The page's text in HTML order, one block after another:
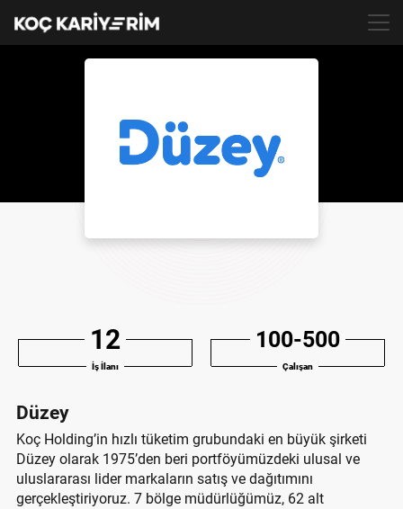
12
İş İlanı
100-500
Çalışan
Düzey
Koç Holding’in hızlı tüketim grubundaki en büyük şirketi
Düzey olarak 1975’den beri portföyümüzdeki ulusal ve
uluslararası lider markaların satış ve dağıtımını
gerçekleştiriyoruz. 7 bölge müdürlüğümüz, 62 alt